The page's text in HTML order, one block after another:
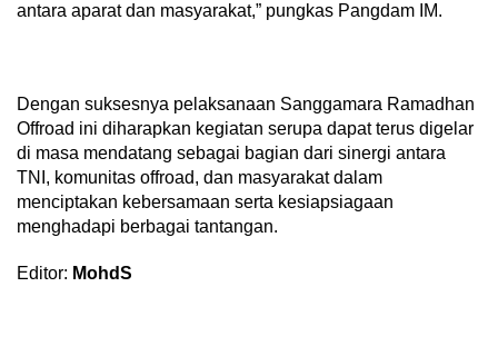
antara aparat dan masyarakat,” pungkas Pangdam IM.
Dengan suksesnya pelaksanaan Sanggamara Ramadhan
Offroad ini diharapkan kegiatan serupa dapat terus digelar
di masa mendatang sebagai bagian dari sinergi antara
TNI, komunitas offroad, dan masyarakat dalam
menciptakan kebersamaan serta kesiapsiagaan
menghadapi berbagai tantangan.
Editor: MohdS